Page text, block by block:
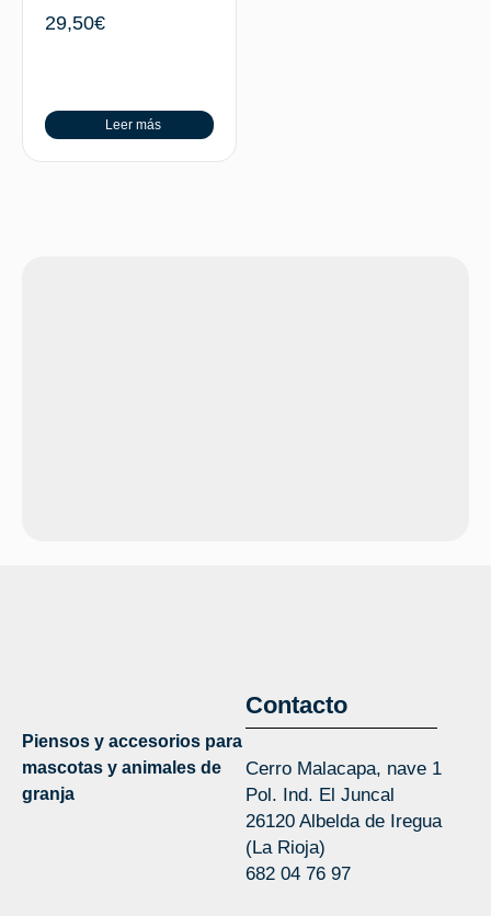
29,50€
Leer más
Piensos y accesorios para
mascotas y animales de
granja
Contacto
Cerro Malacapa, nave 1
Pol. Ind. El Juncal
26120 Albelda de Iregua
(La Rioja)
682 04 76 97